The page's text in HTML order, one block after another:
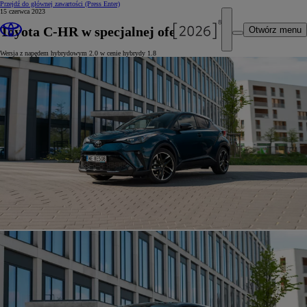
Przejdź do głównej zawartości (Press Enter)
Otwórz menu
15 czerwca 2023
Toyota C-HR w specjalnej ofercie
Wersja z napędem hybrydowym 2.0 w cenie hybrydy 1.8